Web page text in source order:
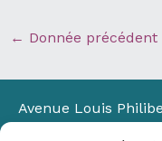
← Donnée précédent
Avenue Louis